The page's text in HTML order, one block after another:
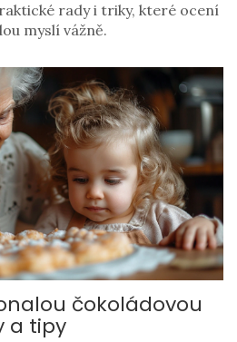
rady i triky, které ocení
myslí vážně.
čokoládovou
a tipy